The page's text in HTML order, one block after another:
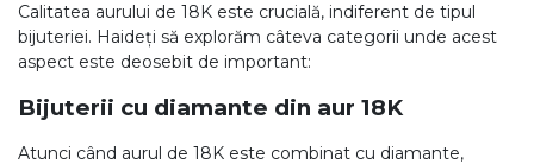
22K
PIATRA
Fara pietre
Calitatea aurului de 18K este crucială, indiferent de tipul
bijuteriei. Haideți să explorăm câteva categorii unde acest
aspect este deosebit de important:
Bijuterii cu diamante din aur 18K
Atunci când aurul de 18K este combinat cu diamante,